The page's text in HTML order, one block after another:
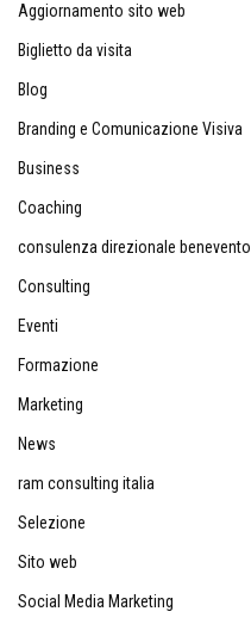
Aggiornamento sito web
Biglietto da visita
Blog
Branding e Comunicazione Visiva
Business
Coaching
consulenza direzionale benevento
Consulting
Eventi
Formazione
Marketing
News
ram consulting italia
Selezione
Sito web
Social Media Marketing